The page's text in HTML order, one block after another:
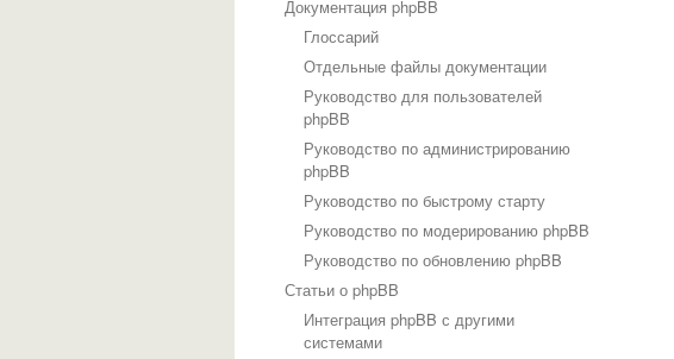
Документация phpBB
Глоссарий
Отдельные файлы документации
Руководство для пользователей
phpBB
Руководство по администрированию
phpBB
Руководство по быстрому старту
Руководство по модерированию phpBB
Руководство по обновлению phpBB
Статьи о phpBB
Интеграция phpBB с другими
системами